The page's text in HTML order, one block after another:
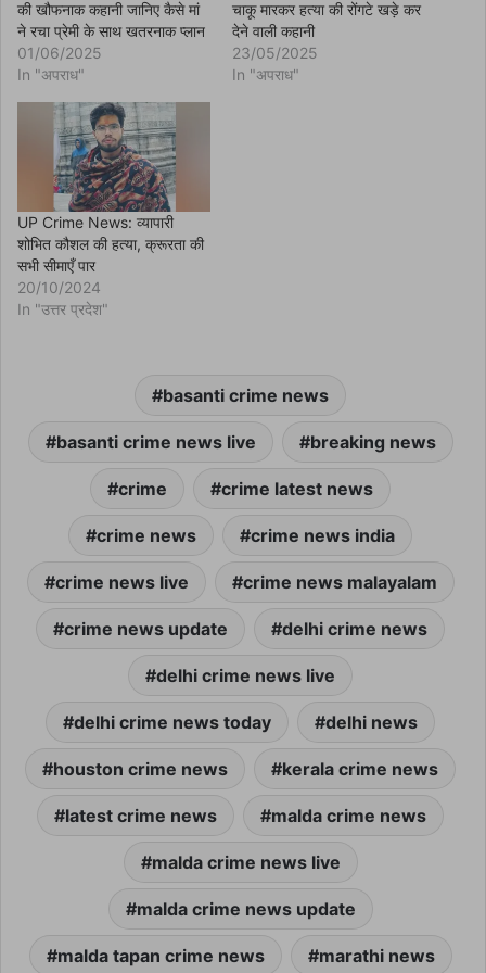
e
w
w
i
n
d
o
w
)
की खौफनाक कहानी जानिए कैसे मां
ने रचा प्रेमी के साथ खतरनाक प्लान
01/06/2025
In "अपराध"
चाकू मारकर हत्या की रोंगटे खड़े कर
देने वाली कहानी
23/05/2025
In "अपराध"
UP Crime News: व्यापारी
शोभित कौशल की हत्या, क्रूरता की
सभी सीमाएँ पार
20/10/2024
In "उत्तर प्रदेश"
basanti crime news
basanti crime news live breaking news
crime crime latest news
crime news crime news india
crime news live crime news malayalam
crime news update delhi crime news
delhi crime news live
delhi crime news today delhi news
houston crime news kerala crime news
latest crime news malda crime news
malda crime news live
malda crime news update
malda tapan crime news marathi news